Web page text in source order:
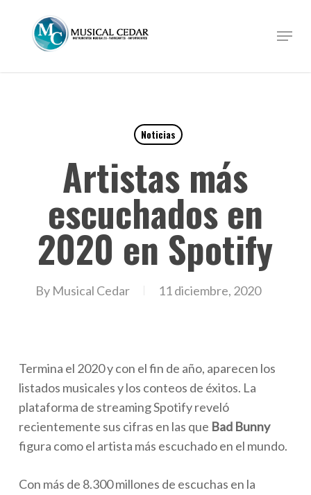
Menu
Noticias
Artistas más
escuchados en
2020 en Spotify
By Musical Cedar 11 diciembre, 2020
Termina el 2020 y con el fin de año, aparecen los
listados musicales y los conteos de éxitos. La
plataforma de streaming Spotify reveló
recientemente sus cifras en las que Bad Bunny
figura como el artista más escuchado en el mundo.
Con más de 8.300 millones de escuchas en la
Close